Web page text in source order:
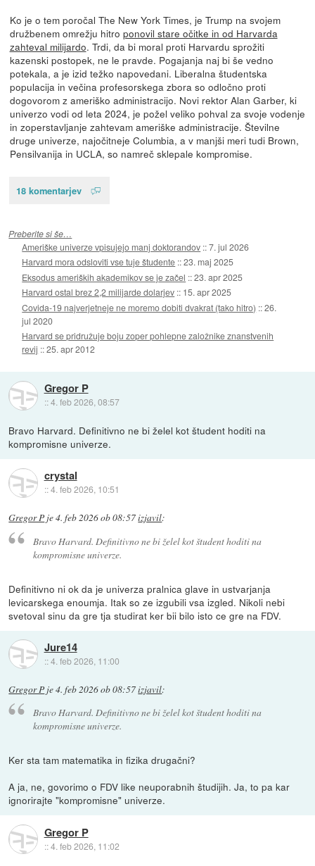
Ko je o tem poročal The New York Times, je Trump na svojem
družbenem omrežju hitro ponovil stare očitke in od Harvarda
zahteval milijardo. Trdi, da bi moral proti Harvardu sprožiti
kazenski postopek, ne le pravde. Pogajanja naj bi še vedno
potekala, a je izid težko napovedani. Liberalna študentska
populacija in večina profesorskega zbora so odločno proti
dogovorom z ameriško administracijo. Novi rektor Alan Garber, ki
univerzo vodi od leta 2024, je požel veliko pohval za svoje vodenje
in zoperstavljanje zahtevam ameriške administracije. Številne
druge univerze, najočitneje Columbia, a v manjši meri tudi Brown,
Pensilvanija in UCLA, so namreč sklepale kompromise.
18 komentarjev
Preberite si še…
Ameriške univerze vpisujejo manj doktorandov ::7. jul 2026
Harvard mora odsloviti vse tuje študente ::23. maj 2025
Eksodus ameriških akademikov se je začel ::23. apr 2025
Harvard ostal brez 2,2 milijarde dolarjev :: 15. apr 2025
Covida-19 najverjetneje ne moremo dobiti dvakrat (tako hitro) ::26.
jul 2020
Harvard se pridružuje boju zoper pohlepne založnike znanstvenih
revij ::25. apr 2012
Gregor P
::4. feb 2026, 08:57
Bravo Harvard. Definitivno ne bi želel kot študent hoditi na
kompromisne univerze.
crystal
::4. feb 2026, 10:51
Gregor P je4. feb 2026 ob 08:57izjavil:
Bravo Harvard. Definitivno ne bi želel kot študent hoditi na
kompromisne univerze.
Definitivno ni ok da je univerza pralnica glave in ustvarjanja
levicarskega enoumja. Itak so ze izgubili vsa izgled. Nikoli nebi
svetoval sinu da gre tja studirat ker bii bilo isto ce gre na FDV.
Jure14
::4. feb 2026, 11:00
Gregor P je4. feb 2026 ob 08:57izjavil:
Bravo Harvard. Definitivno ne bi želel kot študent hoditi na
kompromisne univerze.
Ker sta tam matematika in fizika drugačni?
A ja, ne, govorimo o FDV like neuporabnih študijih. Ja, to pa kar
ignorirajte "kompromisne" univerze.
Gregor P
::4. feb 2026, 11:02